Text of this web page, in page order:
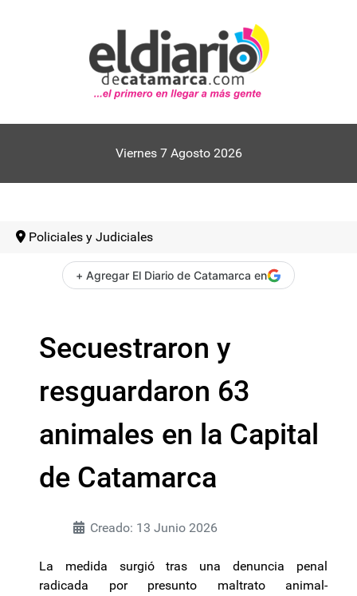
Viernes 7 Agosto 2026
Policiales y Judiciales
+ Agregar El Diario de Catamarca en
Secuestraron y
resguardaron 63
animales en la Capital
de Catamarca
Creado: 13 Junio 2026
La medida surgió tras una denuncia penal
radicada por presunto maltrato animal-